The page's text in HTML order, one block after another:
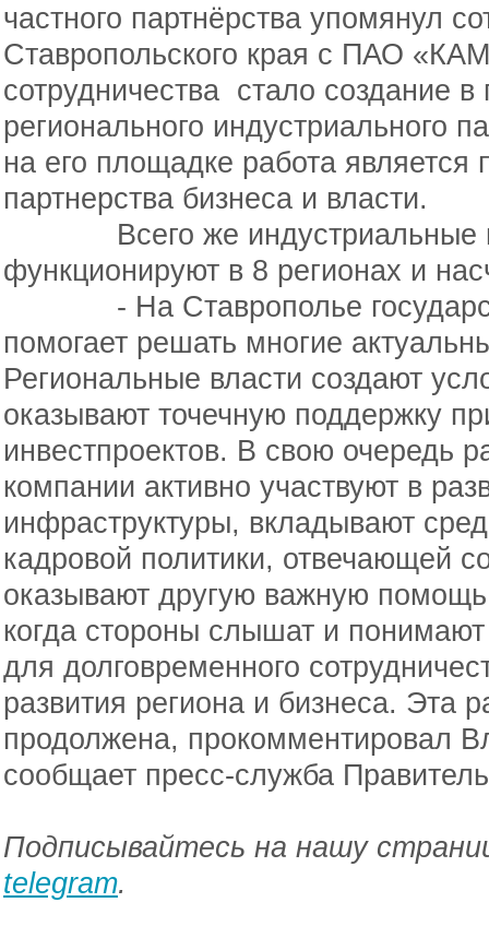
частного партнёрства упомянул
Ставропольского края с ПАО
сотрудничества стало создание в
регионального индустриального
на его площадке работа
партнерства бизнеса и власти.
Всего же индустриальные
функционируют в 8 регионах и
- На Ставрополье
помогает решать многие
Региональные власти создают
оказывают точечную поддержку
инвестпроектов. В свою очередь
компании активно участвуют в
инфраструктуры, вкладывают
кадровой политики, отвечающей
оказывают другую важную
когда стороны слышат и понимают
для долговременного
развития региона и бизнеса. Эта
продолжена, прокомментировал
сообщает пресс-служба
Подписывайтесь на нашу
telegram.